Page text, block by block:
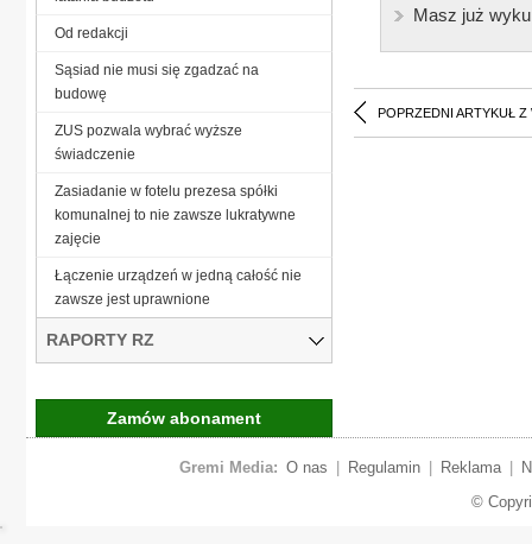
Masz już
POPRZEDNI ARTYKUŁ Z
Od redakcji
Sąsiad nie musi się zgadzać na
budowę
ZUS pozwala wybrać wyższe
świadczenie
Zasiadanie w fotelu prezesa spółki
komunalnej to nie zawsze lukratywne
zajęcie
Łączenie urządzeń w jedną całość nie
zawsze jest uprawnione
RAPORTY RZ
Zamów abonament
Gremi Media: O nas Regulamin Reklama
©